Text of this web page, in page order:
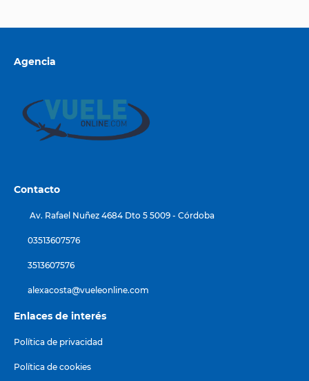
Agencia
Contacto
Av. Rafael Nuñez 4684 Dto 5 5009 - Córdoba
03513607576
3513607576
alexacosta@vueleonline.com
Enlaces de interés
Política de privacidad
Política de cookies